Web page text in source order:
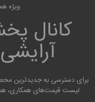
ویژه
کانال
برای دسترسی به جدیدترین
لیست قیمت‌های همکاری،